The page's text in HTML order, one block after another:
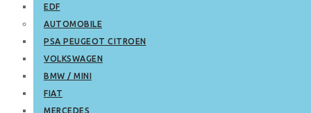
EDF
AUTOMOBILE
PSA PEUGEOT CITROEN
VOLKSWAGEN
BMW / MINI
FIAT
MERCEDES